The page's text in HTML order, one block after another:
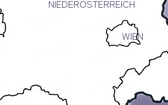
NIEDERÖSTERREICH
WIEN